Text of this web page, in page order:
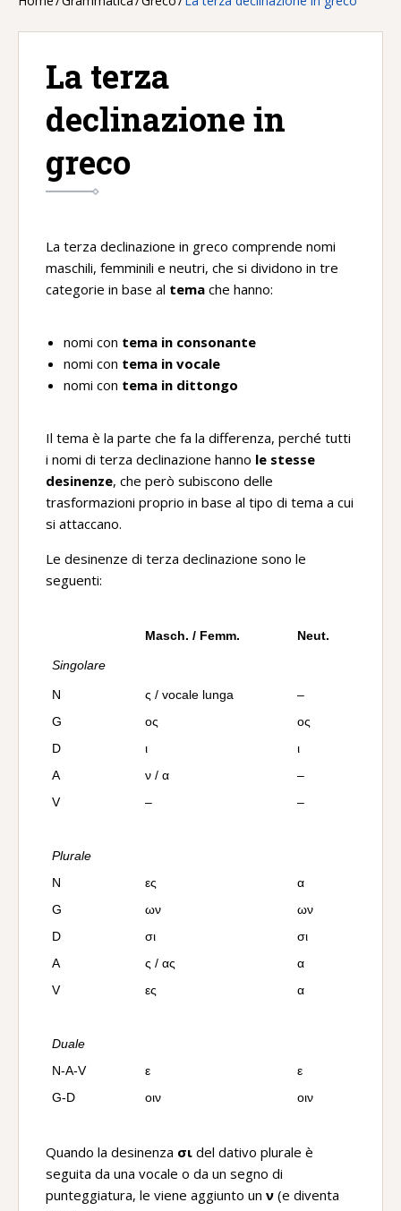
La terza
declinazione in
greco
La terza declinazione in greco comprende nomi
maschili, femminili e neutri, che si dividono in tre
categorie in base al tema che hanno:
nomi con tema in consonante
nomi con tema in vocale
nomi con tema in dittongo
Il tema è la parte che fa la differenza, perché tutti
i nomi di terza declinazione hanno le stesse
desinenze, che però subiscono delle
trasformazioni proprio in base al tipo di tema a cui
si attaccano.
Le desinenze di terza declinazione sono le
seguenti:
Masch. / Femm. Neut.
Singolare
N ς / vocale lunga
–
G
ος
ος
D
ι
ι
A
ν / α
–
V
– –
Plurale
N
ες
α
G
ων
ων
D
σι
σι
A
ς / ας
α
V
ες α
Duale
N-A-V
ε
ε
G-D
οιν οιν
Quando la desinenza σι del dativo plurale è
seguita da una vocale o da un segno di
punteggiatura, le viene aggiunto un ν (e diventa